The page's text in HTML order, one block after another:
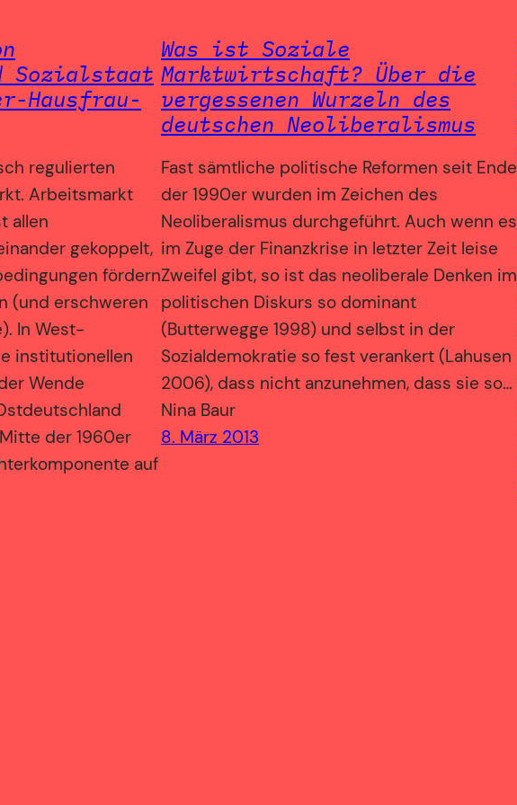
Sozialstaat
Hausfrau-
regulierten
Arbeitsmarkt
allen
gekoppelt,
fördern
(und erschweren
In West-
institutionellen
Wende
der 1960er
auf
Was ist Soziale
Marktwirtschaft? Über die
vergessenen Wurzeln des
deutschen Neoliberalismus
Fast sämtliche politische Reformen seit Ende
der 1990er wurden im Zeichen des
Neoliberalismus durchgeführt. Auch wenn es
im Zuge der Finanzkrise in letzter Zeit leise
Zweifel gibt, so ist das neoliberale Denken im
politischen Diskurs so dominant
(Butterwegge 1998) und selbst in der
Sozialdemokratie so fest verankert (Lahusen
2006), dass nicht anzunehmen, dass sie so…
Nina Baur
8. März 2013